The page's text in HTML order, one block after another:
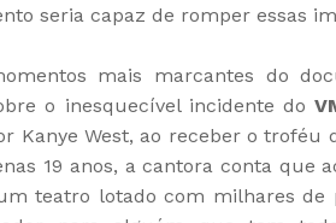
seria capaz de romper essas
mais marcantes do
o inesquecível incidente do
Kanye West, ao receber o troféu
19 anos, a cantora conta que
teatro lotado com milhares de